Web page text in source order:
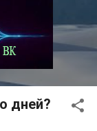
дней?